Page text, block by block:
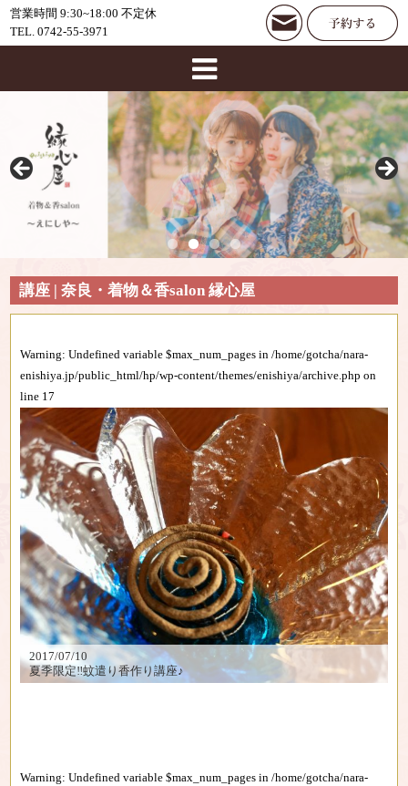
営業時間 9:30~18:00 不定休
TEL. 0742-55-3971
講座 | 奈良・着物＆香salon 縁心屋
Warning: Undefined variable $max_num_pages in/home/gotcha/nara-
enishiya.jp/public_html/hp/wp-content/themes/enishiya/archive.php on
line 17
2017/07/10
夏季限定‼︎蚊遣り香作り講座♪
Warning: Undefined variable $max_num_pages in/home/gotcha/nara-